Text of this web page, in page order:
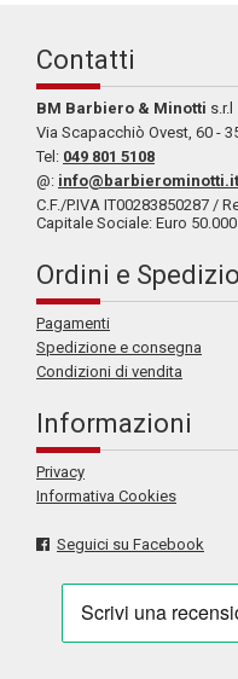
Contatti
BM Barbiero & Minotti s.r.l
Via Scapacchiò Ovest, 60 -
Tel: 049 801 5108
@: info@barbierominotti.it
C.F./P.IVA IT00283850287 /
Capitale Sociale: Euro 50.000
Ordini e
Pagamenti
Spedizione e consegna
Condizioni di vendita
Informazioni
Privacy
Informativa Cookies
Seguici su Facebook